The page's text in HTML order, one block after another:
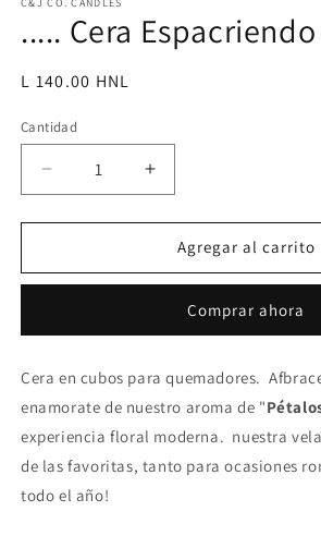
multimedia
en
modal
..... Cera
Precio
L 140.00 HNL
Cantidad
Reducir
cantidad
para
Cera
Aumentar
cantidad
para
Cera
Amor
Agregar al carrito
Comprar ahora
Cera en cubos para quemadores.
enamorate de nuestro aroma de "
experiencia floral moderna. nuestra
de las favoritas, tanto para ocasiones
todo el año!